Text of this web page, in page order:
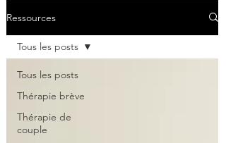
Ressources
Tous les posts
Thérapie brève
Thérapie de
couple
Tous les posts